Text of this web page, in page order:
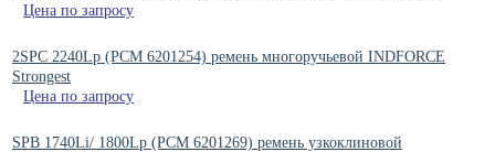
Цена по запросу
2SPC 2240Lp (РСМ 6201254) ремень многоручьевой INDFORCE
Strongest
Цена по запросу
SPB 1740Li/ 1800Lp (PCM 6201269) ремень узкоклиновой